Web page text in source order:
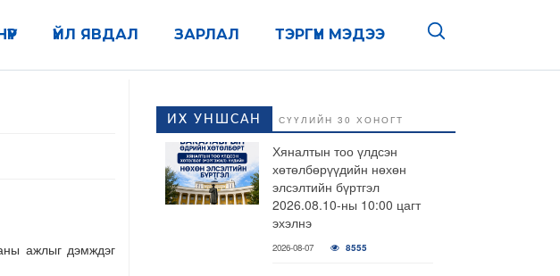
ТЭРГҮҮН МЭДЭЭ
ЗАРЛАЛ
ҮЙЛ ЯВДАЛ
ажлыг дэмждэг
ИХ УНШСАН СҮҮЛИЙН 30 ХОНОГТ
Хяналтын тоо үлдсэн
хөтөлбөрүүдийн нөхөн
элсэлтийн бүртгэл
2026.08.10-ны 10:00 цагт
эхэлнэ
2026-08-07 8555